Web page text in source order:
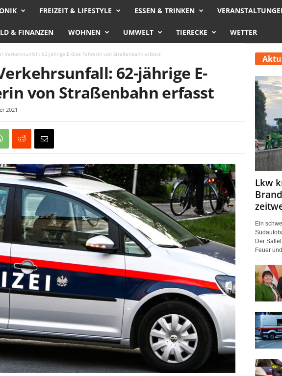
FREIZEIT & LIFESTYLE ESSEN & TRINKEN
& FINANZEN WOHNEN UMWELT TIERECKE WETTER
Verkehrsunfall: 62-jährige E-Bike Fahrerin von Straßenbahn erfasst
62-jährige E-
von Straßenbahn erfasst
2021
Lkw
Ein
Der
Feuer